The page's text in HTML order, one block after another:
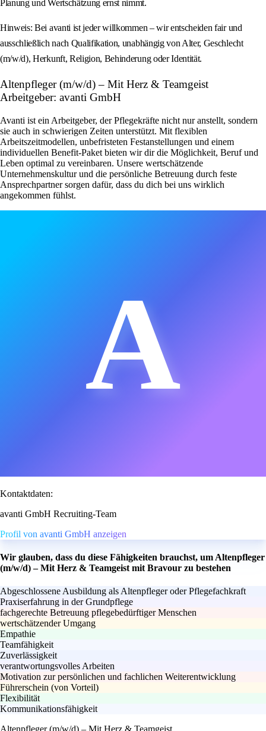
Planung und Wertschätzung ernst nimmt.
Hinweis: Bei avanti ist jeder willkommen – wir entscheiden fair und
ausschließlich nach Qualifikation, unabhängig von Alter, Geschlecht
(m/w/d), Herkunft, Religion, Behinderung oder Identität.
Altenpfleger (m/w/d) – Mit Herz & Teamgeist
Arbeitgeber: avanti GmbH
Avanti ist ein Arbeitgeber, der Pflegekräfte nicht nur anstellt, sondern
sie auch in schwierigen Zeiten unterstützt. Mit flexiblen
Arbeitszeitmodellen, unbefristeten Festanstellungen und einem
individuellen Benefit-Paket bieten wir dir die Möglichkeit, Beruf und
Leben optimal zu vereinbaren. Unsere wertschätzende
Unternehmenskultur und die persönliche Betreuung durch feste
Ansprechpartner sorgen dafür, dass du dich bei uns wirklich
angekommen fühlst.
A
Kontaktdaten:
avanti GmbH Recruiting-Team
Profil von avanti GmbH anzeigen
Wir glauben, dass du diese Fähigkeiten brauchst, um Altenpfleger
(m/w/d) – Mit Herz & Teamgeist mit Bravour zu bestehen
Abgeschlossene Ausbildung als Altenpfleger oder Pflegefachkraft
Praxiserfahrung in der Grundpflege
fachgerechte Betreuung pflegebedürftiger Menschen
wertschätzender Umgang
Empathie
Teamfähigkeit
Zuverlässigkeit
verantwortungsvolles Arbeiten
Motivation zur persönlichen und fachlichen Weiterentwicklung
Führerschein (von Vorteil)
Flexibilität
Kommunikationsfähigkeit